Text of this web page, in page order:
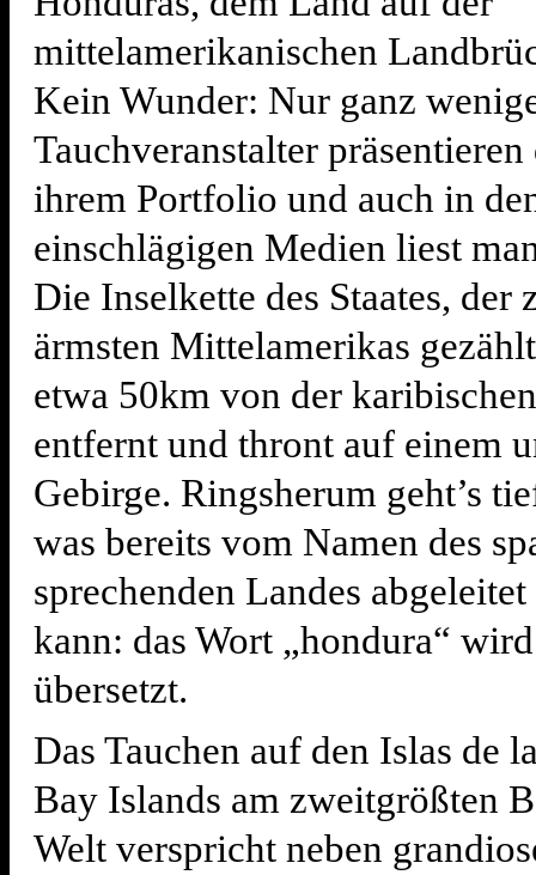
mittelamerikanischen
Kein Wunder: Nur ganz
Tauchveranstalter
ihrem Portfolio und auch in
einschlägigen Medien liest
Die Inselkette des Staates, der
ärmsten Mittelamerikas
etwa 50km von der
entfernt und thront auf einem
Gebirge. Ringsherum geht’s
was bereits vom Namen des
sprechenden Landes
kann: das Wort „hondura“
übersetzt.
Das Tauchen auf den Islas de
Bay Islands am zweitgrößten
Welt verspricht neben